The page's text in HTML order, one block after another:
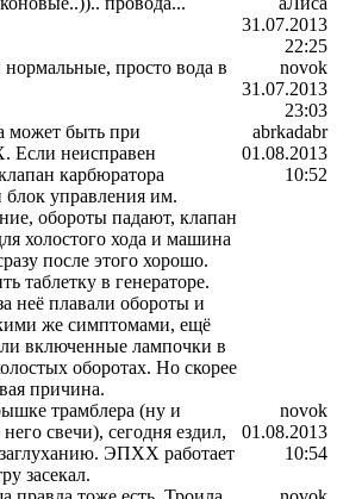
31.07.2013
22:25
просто вода в
novok
31.07.2013
23:03
может быть при
неисправен
карбюратора
управления им.
обороты падают, клапан
холостого хода и машина
после этого хорошо.
таблетку в генераторе.
неё плавали обороты и
же симптомами, ещё
включенные лампочки в
оборотах. Но скорее
причина.
abrkadabr
01.08.2013
10:52
трамблера (ну и
свечи), сегодня ездил,
ЭПХХ работает
засекал.
novok
01.08.2013
10:54